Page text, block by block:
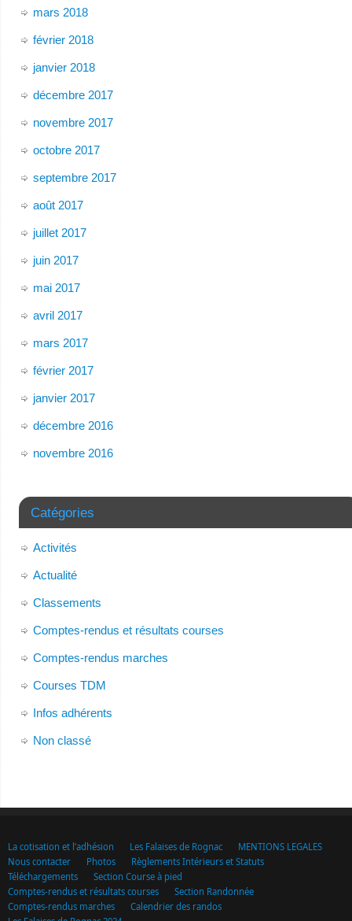
mars 2018
février 2018
janvier 2018
décembre 2017
novembre 2017
octobre 2017
septembre 2017
août 2017
juillet 2017
juin 2017
mai 2017
avril 2017
mars 2017
février 2017
janvier 2017
décembre 2016
novembre 2016
Catégories
Activités
Actualité
Classements
Comptes-rendus et résultats courses
Comptes-rendus marches
Courses TDM
Infos adhérents
Non classé
La cotisation et l’adhésion Les Falaises de Rognac
MENTIONS LEGALES
Nous contacter
Photos
Règlements Intérieurs et Statuts
Téléchargements
Section Course à pied
Comptes-rendus et résultats courses
Section Randonnée
Comptes-rendus marches
Calendrier des randos